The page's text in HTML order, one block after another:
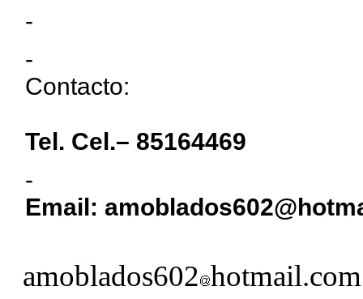
-
-
Contacto:
Tel. Cel.– 85164469
-
Email:
amoblados602 hotmail.com